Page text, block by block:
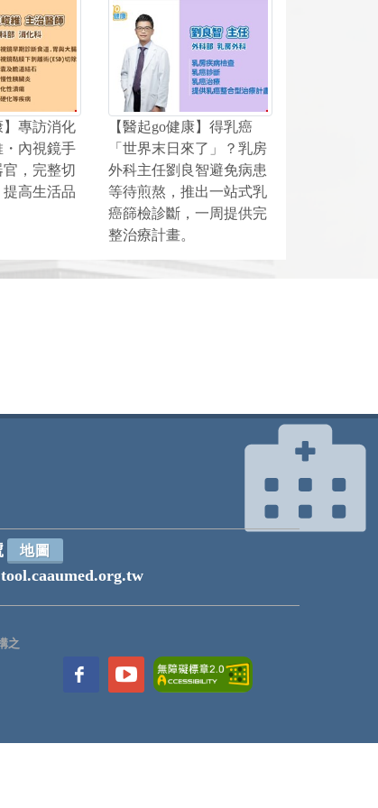
】專訪消化
內視鏡手
，完整切
高生活品
【醫起go健康】得乳癌
「世界末日來了」？乳房
外科主任劉良智避免病患
等待煎熬，推出一站式乳
癌篩檢診斷，一周提供完
整治療計畫。
地圖
之